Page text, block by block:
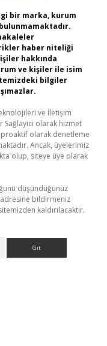
bir marka, kurum
haber niteliği
hakkında
ve kişiler ile isim
bilgiler
ve İletişim
Sağlayıcı olarak hizmet
olarak denetleme
Ancak, üyelerimiz
olup, siteye üye olarak
düşündüğünüz
adresine bildirmeniz
kaldırılacaktır.